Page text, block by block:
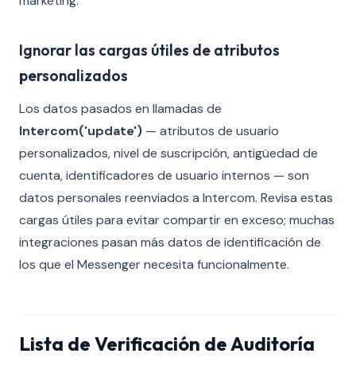
Ignorar las cargas útiles de atributos
personalizados
Los datos pasados en llamadas de
Intercom('update') — atributos de usuario
personalizados, nivel de suscripción, antigüedad de
cuenta, identificadores de usuario internos — son
datos personales reenviados a Intercom. Revisa estas
cargas útiles para evitar compartir en exceso; muchas
integraciones pasan más datos de identificación de
los que el Messenger necesita funcionalmente.
Lista de Verificación de Auditoría